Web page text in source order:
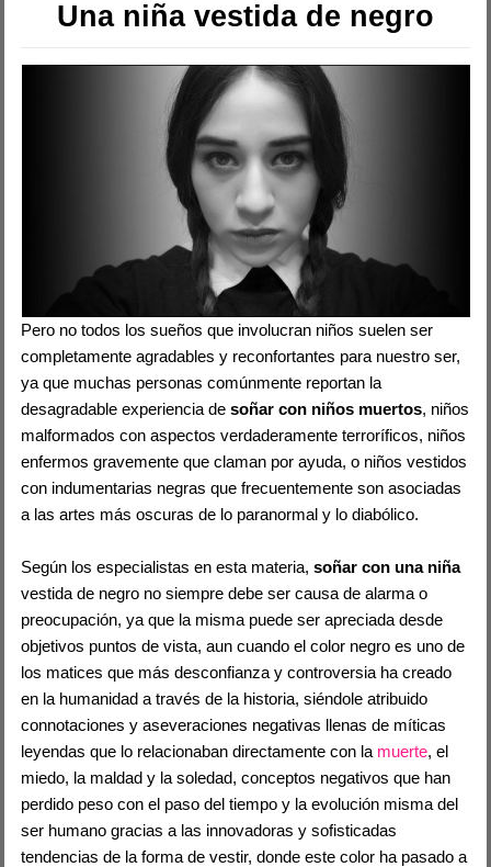
Una niña vestida de negro
Pero no todos los sueños que involucran niños suelen ser
completamente agradables y reconfortantes para nuestro ser,
ya que muchas personas comúnmente reportan la
desagradable experiencia desoñar con niños muertos, niños
malformados con aspectos verdaderamente terroríficos, niños
enfermos gravemente que claman por ayuda, o niños vestidos
con indumentarias negras que frecuentemente son asociadas
a las artes más oscuras de lo paranormal y lo diabólico.
Según los especialistas en esta materia,soñar con una niña
vestida de negro no siempre debe ser causa de alarma o
preocupación, ya que la misma puede ser apreciada desde
objetivos puntos de vista, aun cuando el color negro es uno de
los matices que más desconfianza y controversia ha creado
en la humanidad a través de la historia, siéndole atribuido
connotaciones y aseveraciones negativas llenas de míticas
leyendas que lo relacionaban directamente con la muerte, el
miedo, la maldad y la soledad, conceptos negativos que han
perdido peso con el paso del tiempo y la evolución misma del
ser humano gracias a las innovadoras y sofisticadas
tendencias de la forma de vestir, donde este color ha pasado a